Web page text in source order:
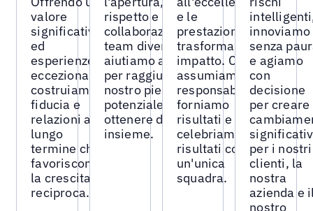
valore
significativo
ed
esperienze
eccezionali,
costruiamo
fiducia e
relazioni a
lungo
termine che
favoriscono
la crescita
reciproca.
rispetto e la
collaborazione tra
team diversi, ci
aiutiamo a vicenda
per raggiungere il
nostro pieno
potenziale e
ottenere di più
insieme.
e le
prestazioni la
trasformano in
impatto. Ci
assumiamo la
responsabilità,
forniamo
risultati e
celebriamo i
risultati come
un'unica
squadra.
innoviamo
senza
e agiamo
con
decisione
per creare
per i nostri
clienti, la
nostra
azienda e
nostro